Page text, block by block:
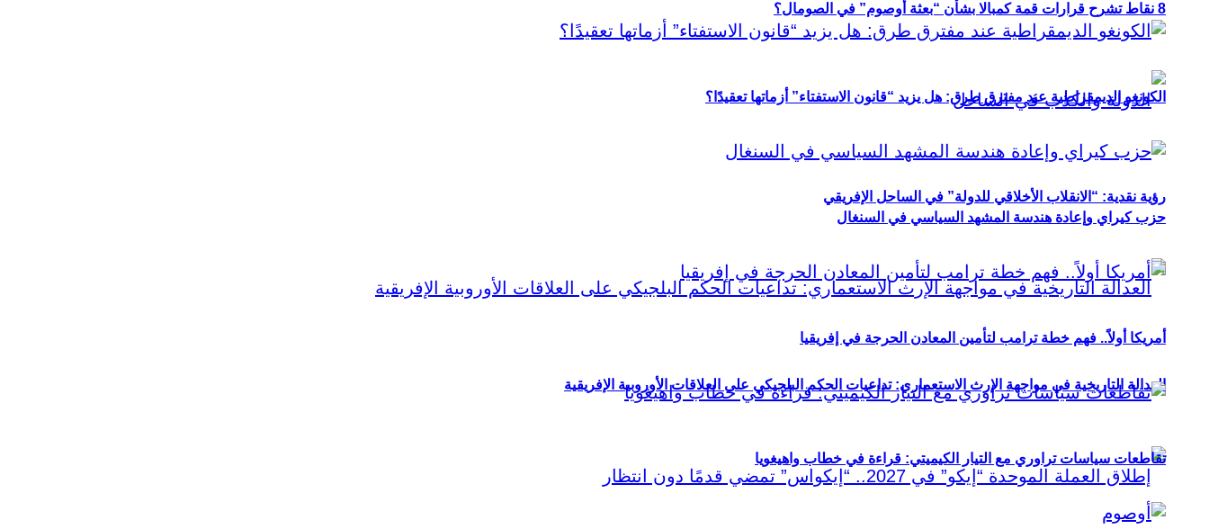
8 نقاط تشرح قرارات قمة كمبالا بشأن “بعثة أوصوم” في الصومال؟
رؤية نقدية: “الانقلاب الأخلاقي للدولة” في الساحل الإفريقي
العدالة التاريخية في مواجهة الإرث الاستعماري: تداعيات الحكم البلجيكي على العلاقات الأوروبية الإفريقية
الكونغو الديمقراطية عند مفترق طرق: هل يزيد “قانون الاستفتاء” أزماتها تعقيدًا؟
حزب كيراي وإعادة هندسة المشهد السياسي في السنغال
أمريكا أولاً.. فهم خطة ترامب لتأمين المعادن الحرجة في إفريقيا
تقاطعات سياسات تراوري مع التيار الكيميتي: قراءة في خطاب واهيغويا